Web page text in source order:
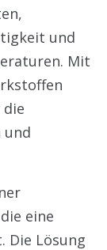
und
Mit
die
und
eine
Die Lösung